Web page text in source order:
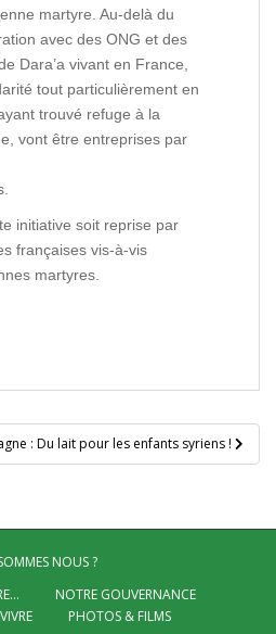
martyre. Au-delà du
avec des ONG et des
Dara’a vivant en France,
tout particulièrement en
trouvé refuge à la
vont être entreprises par
initiative soit reprise par
françaises vis-à-vis
martyres.
: Du lait pour les enfants syriens !
NOUS ?
NOTRE GOUVERNANCE
PHOTOS & FILMS